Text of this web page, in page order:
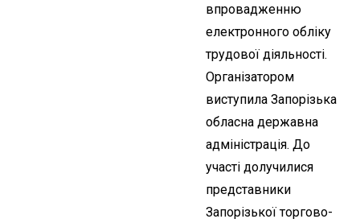
впровадженню
електронного обліку
трудової діяльності.
Організатором
виступила Запорізька
обласна державна
адміністрація. До
участі долучилися
представники
Запорізької торгово-